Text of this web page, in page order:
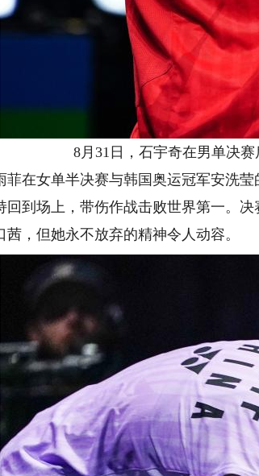
8月31日，石宇奇在男单决赛
女单半决赛与韩国奥运冠军安洗莹
回到场上，带伤作战击败世界第一。
茜，但她永不放弃的精神令人动容。